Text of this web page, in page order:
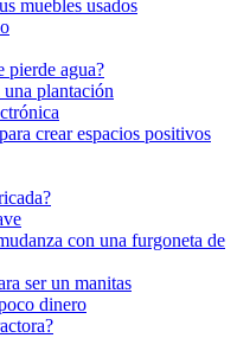
muebles usados
pierde agua?
plantación
crear espacios positivos
con una furgoneta de
ser un manitas
dinero